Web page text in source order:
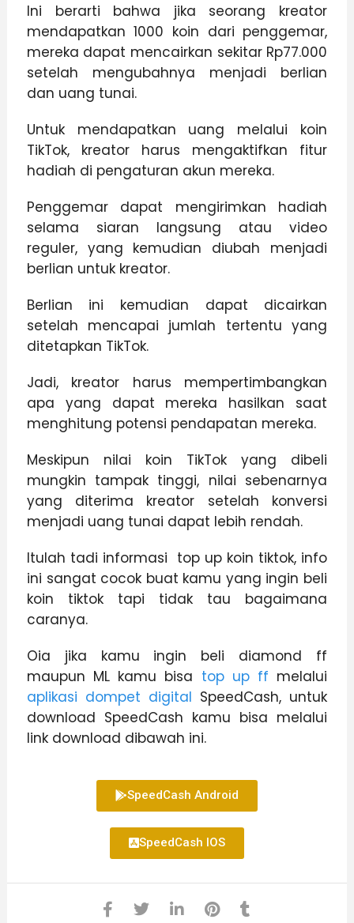
Ini berarti bahwa jika seorang kreator
mendapatkan 1000 koin dari penggemar,
mereka dapat mencairkan sekitar Rp77.000
setelah mengubahnya menjadi berlian
dan uang tunai.
Untuk mendapatkan uang melalui koin
TikTok, kreator harus mengaktifkan fitur
hadiah di pengaturan akun mereka.
Penggemar dapat mengirimkan hadiah
selama siaran langsung atau video
reguler, yang kemudian diubah menjadi
berlian untuk kreator.
Berlian ini kemudian dapat dicairkan
setelah mencapai jumlah tertentu yang
ditetapkan TikTok.
Jadi, kreator harus mempertimbangkan
apa yang dapat mereka hasilkan saat
menghitung potensi pendapatan mereka.
Meskipun nilai koin TikTok yang dibeli
mungkin tampak tinggi, nilai sebenarnya
yang diterima kreator setelah konversi
menjadi uang tunai dapat lebih rendah.
Itulah tadi informasi top up koin tiktok, info
ini sangat cocok buat kamu yang ingin beli
koin tiktok tapi tidak tau bagaimana
caranya.
Oia jika kamu ingin beli diamond ff
maupun ML kamu bisa top up ff melalui
aplikasi dompet digital SpeedCash, untuk
download SpeedCash kamu bisa melalui
link download dibawah ini.
SpeedCash Android
SpeedCash IOS